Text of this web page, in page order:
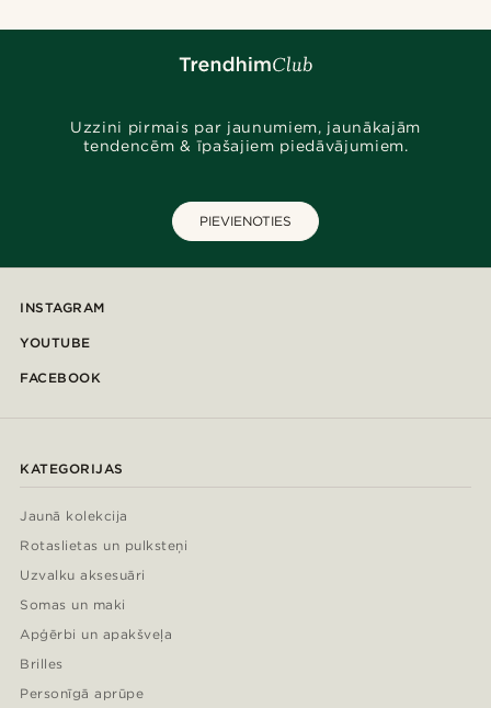
Uzzini pirmais par jaunumiem, jaunākajām
tendencēm & īpašajiem piedāvājumiem.
PIEVIENOTIES
INSTAGRAM
YOUTUBE
FACEBOOK
KATEGORIJAS
Jaunā kolekcija
Rotaslietas un pulksteņi
Uzvalku aksesuāri
Somas un maki
Apģērbi un apakšveļa
Brilles
Personīgā aprūpe